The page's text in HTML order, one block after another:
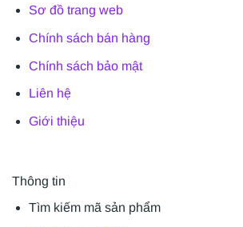
Sơ đồ trang web
Chính sách bán hàng
Chính sách bảo mật
Liên hệ
Giới thiệu
Thông tin
Tìm kiếm mã sản phẩm